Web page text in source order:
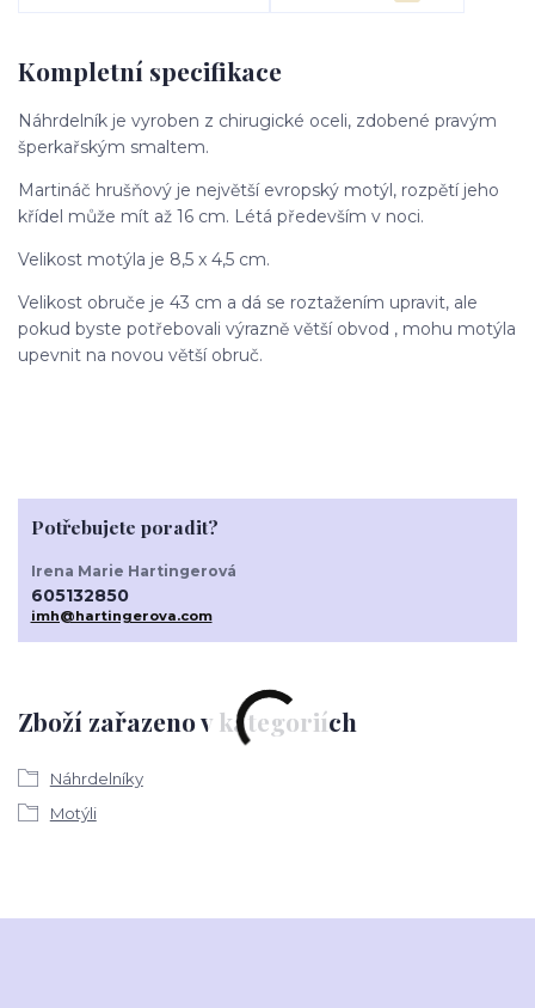
Kompletní specifikace
Náhrdelník je vyroben z chirugické oceli, zdobené pravým
šperkařským smaltem.
Martináč hrušňový je největší evropský motýl, rozpětí jeho
křídel může mít až 16 cm. Létá především v noci.
Velikost motýla je 8,5 x 4,5 cm.
Velikost obruče je 43 cm a dá se roztažením upravit, ale
pokud byste potřebovali výrazně větší obvod , mohu motýla
upevnit na novou větší obruč.
Zboží zařazeno v kategoriích
Náhrdelníky
Motýli
Potřebujete poradit?
Irena Marie Hartingerová
605132850
imh@hartingerova.com